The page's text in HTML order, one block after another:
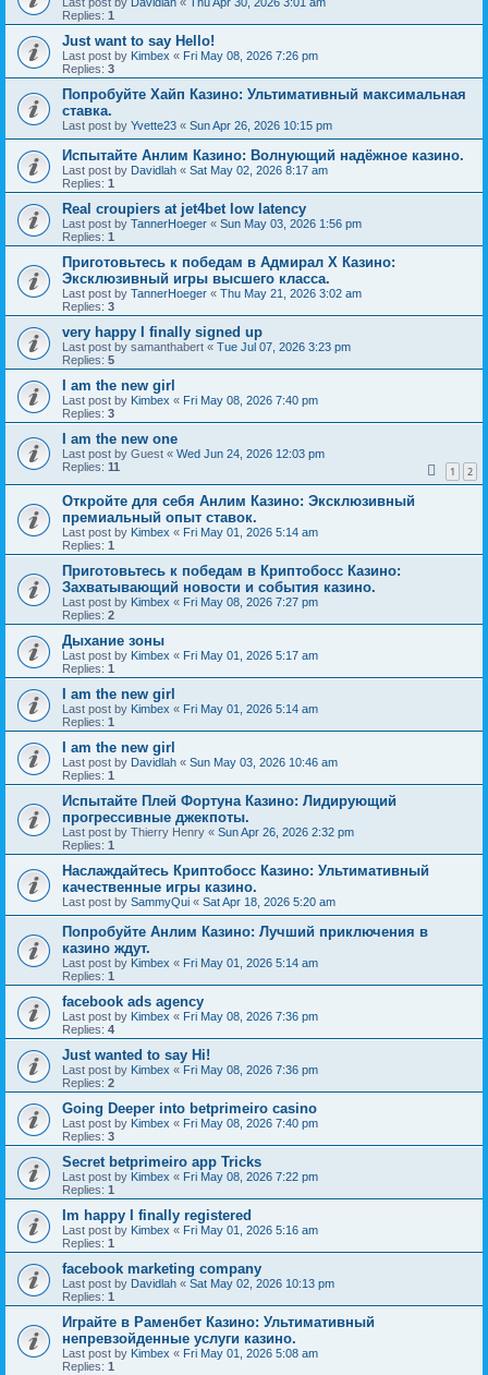
Replies: 1
Just want to say Hello!
Last post by Kimbex « Fri May 08, 2026 7:26 pm
Replies: 3
Попробуйте Хайп Казино: Ультимативный максимальная
ставка.
Last post by Yvette23 « Sun Apr 26, 2026 10:15 pm
Испытайте Анлим Казино: Волнующий надёжное казино.
Last post by Davidlah « Sat May 02, 2026 8:17 am
Replies: 1
Real croupiers at jet4bet low latency
Last post by TannerHoeger « Sun May 03, 2026 1:56 pm
Replies: 1
Приготовьтесь к победам в Адмирал Х Казино:
Эксклюзивный игры высшего класса.
Last post by TannerHoeger « Thu May 21, 2026 3:02 am
Replies: 3
very happy I finally signed up
Last post by samanthabert « Tue Jul 07, 2026 3:23 pm
Replies: 5
I am the new girl
Last post by Kimbex « Fri May 08, 2026 7:40 pm
Replies: 3
I am the new one
Last post by Guest « Wed Jun 24, 2026 12:03 pm
Replies: 11 1 2
Откройте для себя Анлим Казино: Эксклюзивный
премиальный опыт ставок.
Last post by Kimbex « Fri May 01, 2026 5:14 am
Replies: 1
Приготовьтесь к победам в Криптобосс Казино:
Захватывающий новости и события казино.
Last post by Kimbex « Fri May 08, 2026 7:27 pm
Replies: 2
Дыхание зоны
Last post by Kimbex « Fri May 01, 2026 5:17 am
Replies: 1
I am the new girl
Last post by Kimbex « Fri May 01, 2026 5:14 am
Replies: 1
I am the new girl
Last post by Davidlah « Sun May 03, 2026 10:46 am
Replies: 1
Испытайте Плей Фортуна Казино: Лидирующий
прогрессивные джекпоты.
Last post by Thierry Henry « Sun Apr 26, 2026 2:32 pm
Replies: 1
Наслаждайтесь Криптобосс Казино: Ультимативный
качественные игры казино.
Last post by SammyQui « Sat Apr 18, 2026 5:20 am
Попробуйте Анлим Казино: Лучший приключения в
казино ждут.
Last post by Kimbex « Fri May 01, 2026 5:14 am
Replies: 1
facebook ads agency
Last post by Kimbex « Fri May 08, 2026 7:36 pm
Replies: 4
Just wanted to say Hi!
Last post by Kimbex « Fri May 08, 2026 7:36 pm
Replies: 2
Going Deeper into betprimeiro casino
Last post by Kimbex « Fri May 08, 2026 7:40 pm
Replies: 3
Secret betprimeiro app Tricks
Last post by Kimbex « Fri May 08, 2026 7:22 pm
Replies: 1
Im happy I finally registered
Last post by Kimbex « Fri May 01, 2026 5:16 am
Replies: 1
facebook marketing company
Last post by Davidlah « Sat May 02, 2026 10:13 pm
Replies: 1
Играйте в Раменбет Казино: Ультимативный
непревзойденные услуги казино.
Last post by Kimbex « Fri May 01, 2026 5:08 am
Replies: 1